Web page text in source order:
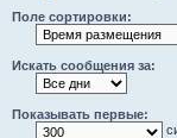
Поле сортировки:
Искать сообщения за:
Показывать первые: